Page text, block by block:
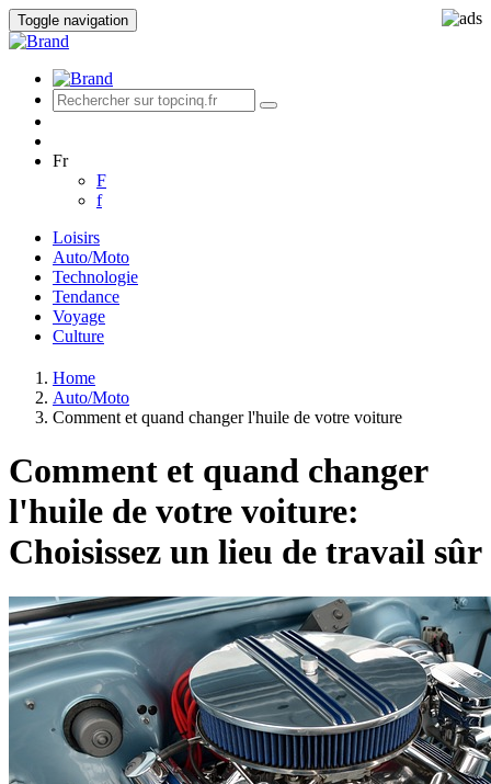
Toggle navigation
Fr
F
f
Loisirs
Auto/Moto
Technologie
Tendance
Voyage
Culture
Home
Auto/Moto
Comment et quand changer l'huile de votre voiture
Comment et quand changer
l'huile de votre voiture:
Choisissez un lieu de travail sûr